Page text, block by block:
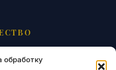
обработку